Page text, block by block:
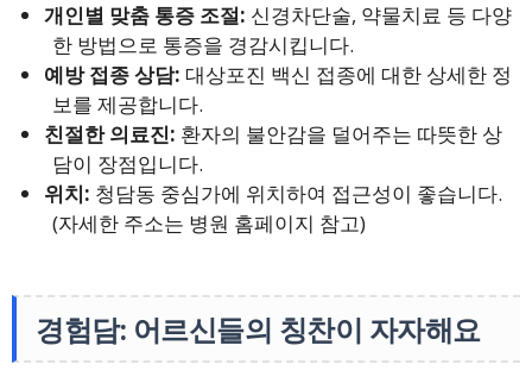
개인별 맞춤 통증 조절: 신경차단술, 약물치료 등 다양
한 방법으로 통증을 경감시킵니다.
예방 접종 상담: 대상포진 백신 접종에 대한 상세한 정
보를 제공합니다.
친절한 의료진: 환자의 불안감을 덜어주는 따뜻한 상
담이 장점입니다.
위치: 청담동 중심가에 위치하여 접근성이 좋습니다.
(자세한 주소는 병원 홈페이지 참고)
경험담: 어르신들의 칭찬이 자자해요